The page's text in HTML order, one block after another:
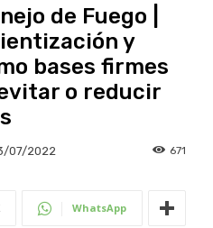
de Fuego |
y
bases firmes
o reducir
07/2022 671
WhatsApp